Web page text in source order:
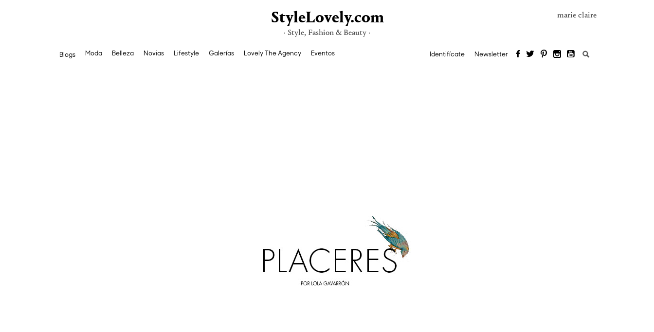
StyleLovely.com
· Style, Fashion & Beauty ·
marie claire
Blogs Moda Belleza Novias Lifestyle Galerías Lovely The Agency Eventos Identifícate Newsletter Buscar: